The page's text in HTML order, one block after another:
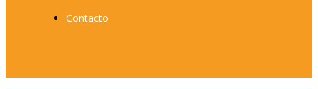
Contacto